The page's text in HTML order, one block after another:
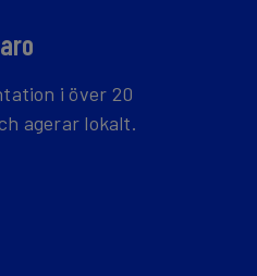
i över 20
agerar lokalt.